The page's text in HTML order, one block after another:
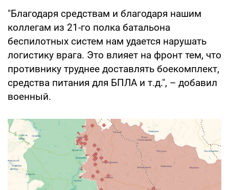
"Благодаря средствам и благодаря нашим
коллегам из 21-го полка батальона
беспилотных систем нам удается нарушать
логистику врага. Это влияет на фронт тем, что
противнику труднее доставлять боекомплект,
средства питания для БПЛА и т.д.", – добавил
военный.